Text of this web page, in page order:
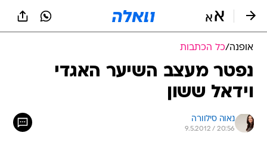
אופנה/כל הכתבות
נפטר מעצב השיער האגדי
וידאל ששון
נאוה סילוורה
9.5.2012 / 20:56